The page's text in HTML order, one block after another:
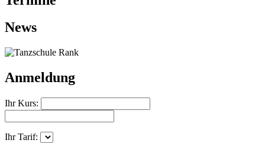
News
Anmeldung
Ihr Kurs:
Ihr Tarif: